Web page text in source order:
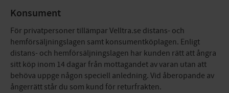
Konsument
För privatpersoner tillämpar Velltra.se distans- och
hemförsäljningslagen samt konsumentköplagen. Enligt
distans- och hemförsäljningslagen har kunden rätt att ångra
sitt köp inom 14 dagar från mottagandet av varan utan att
behöva uppge någon speciell anledning. Vid åberopande av
ångerrätt står du som kund för returfrakten.